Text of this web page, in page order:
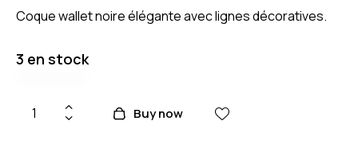
Coque wallet noire élégante avec lignes décoratives.
3 en stock
Buy now